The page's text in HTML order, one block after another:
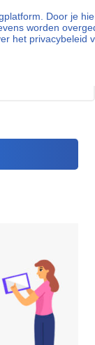
Door je
worden
het privacybeleid